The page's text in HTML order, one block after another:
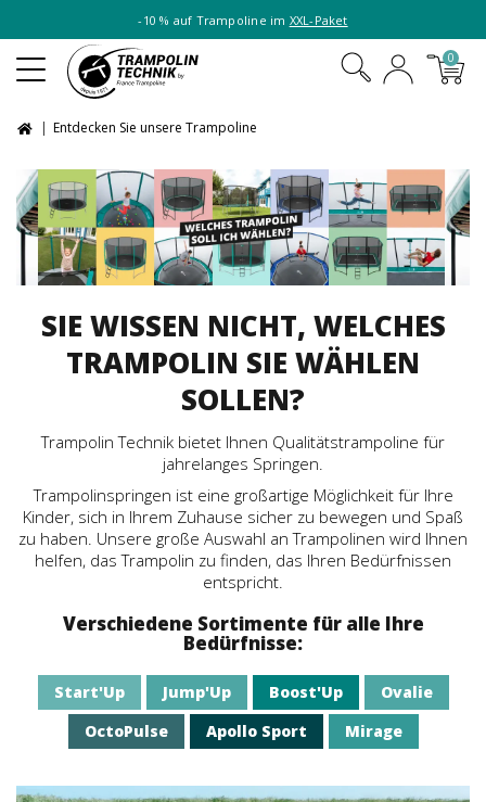
-10 % auf Trampoline im XXL-Paket
0
Entdecken Sie unsere Trampoline
SIE WISSEN NICHT, WELCHES
TRAMPOLIN SIE WÄHLEN
SOLLEN?
Trampolin Technik bietet Ihnen Qualitätstrampoline für
jahrelanges Springen.
Trampolinspringen ist eine großartige Möglichkeit für Ihre
Kinder, sich in Ihrem Zuhause sicher zu bewegen und Spaß
zu haben. Unsere große Auswahl an Trampolinen wird Ihnen
helfen, das Trampolin zu finden, das Ihren Bedürfnissen
entspricht.
Verschiedene Sortimente für alle Ihre
Bedürfnisse:
Start'Up Jump'Up Boost'Up
Ovalie
OctoPulse
Apollo Sport Mirage